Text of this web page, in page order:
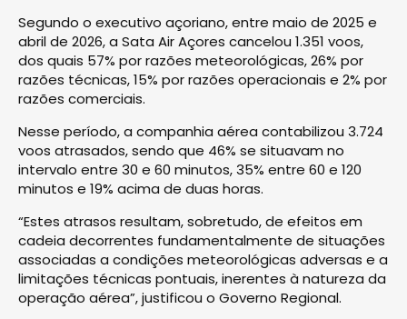
Segundo o executivo açoriano, entre maio de 2025 e
abril de 2026, a Sata Air Açores cancelou 1.351 voos,
dos quais 57% por razões meteorológicas, 26% por
razões técnicas, 15% por razões operacionais e 2% por
razões comerciais.
Nesse período, a companhia aérea contabilizou 3.724
voos atrasados, sendo que 46% se situavam no
intervalo entre 30 e 60 minutos, 35% entre 60 e 120
minutos e 19% acima de duas horas.
“Estes atrasos resultam, sobretudo, de efeitos em
cadeia decorrentes fundamentalmente de situações
associadas a condições meteorológicas adversas e a
limitações técnicas pontuais, inerentes à natureza da
operação aérea”, justificou o Governo Regional.